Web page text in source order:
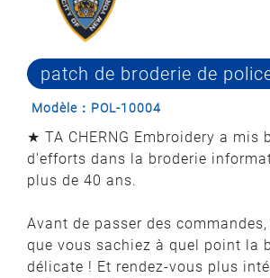
patch de broderie de
Modèle：POL-10004
★ TA CHERNG Embroidery a mis
d'efforts dans la broderie
plus de 40 ans.
Avant de passer des
que vous sachiez à quel point la
délicate ! Et rendez-vous plus